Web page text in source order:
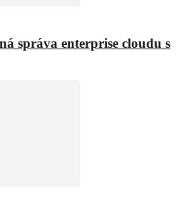
správa enterprise cloudu s